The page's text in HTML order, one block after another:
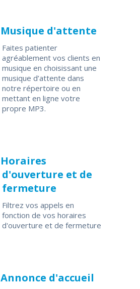
Musique d'attente
Faites patienter
agréablement vos clients en
musique en choisissant une
musique d’attente dans
notre répertoire ou en
mettant en ligne votre
propre MP3.
Horaires
d'ouverture et de
fermeture
Filtrez vos appels en
fonction de vos horaires
d'ouverture et de fermeture
Annonce d'accueil